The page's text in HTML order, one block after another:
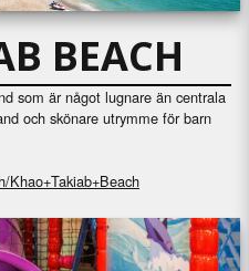
BEACH
som är något lugnare än centrala
och skönare utrymme för barn
Khao+Takiab+Beach